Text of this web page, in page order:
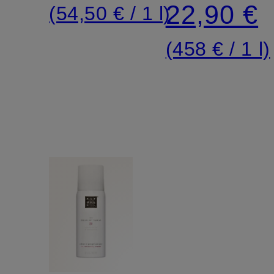
(54,50 € / 1 l)22,90 €
(458 € / 1 l)